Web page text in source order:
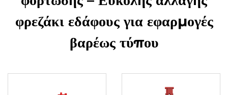
φρεζάκι εδάφους για εφαρμογές
βαρέως τύπου